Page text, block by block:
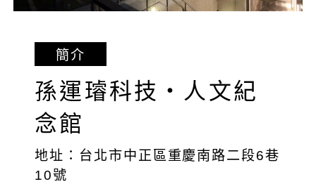
簡介
孫運璿科技・人文紀
念館
地址：台北市中正區重慶南路二段6巷
10號